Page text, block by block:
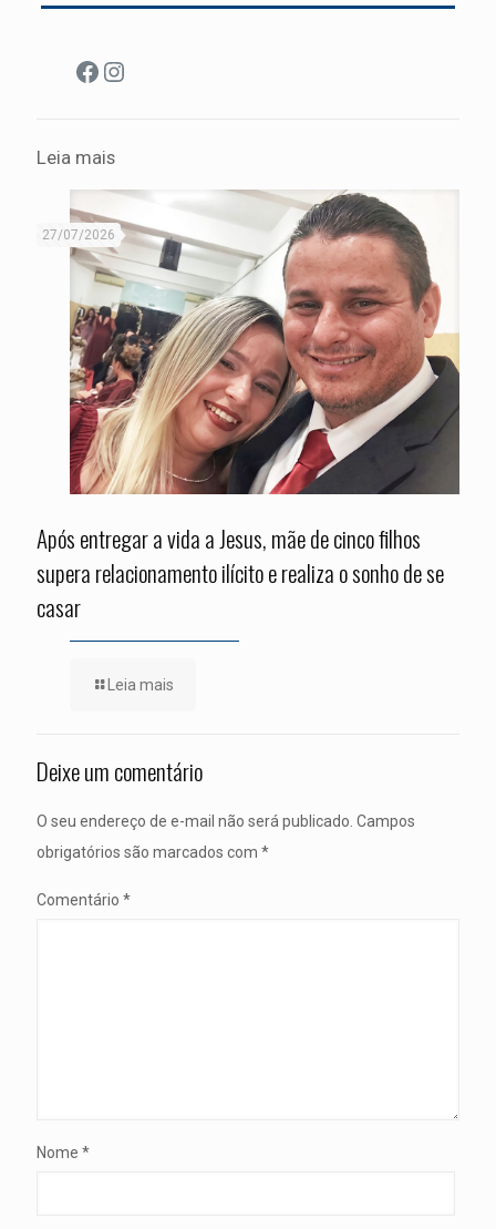
Facebook
Instagram
Leia mais
27/07/2026
Após entregar a vida a Jesus, mãe de cinco filhos
supera relacionamento ilícito e realiza o sonho de se
casar
Leia mais
Deixe um comentário
O seu endereço de e-mail não será publicado. Campos
obrigatórios são marcados com *
Comentário *
Nome *